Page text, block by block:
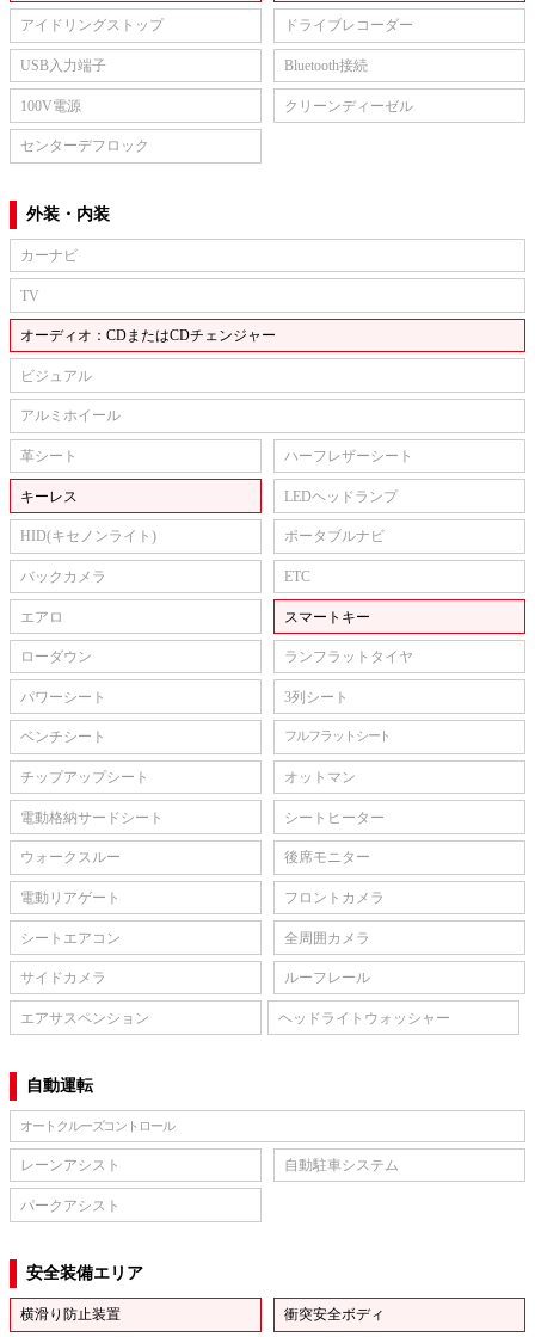
アイドリングストップ ドライブレコーダー
USB入力端子 Bluetooth接続
100V電源 クリーンディーゼル
センターデフロック
外装・内装
カーナビ
TV
オーディオ：CDまたはCDチェンジャー
ビジュアル
アルミホイール
革シート ハーフレザーシート
キーレス LEDヘッドランプ
HID(キセノンライト) ポータブルナビ
バックカメラ ETC
エアロ スマートキー
ローダウン ランフラットタイヤ
パワーシート 3列シート
ベンチシート フルフラットシート
チップアップシート オットマン
電動格納サードシート シートヒーター
ウォークスルー 後席モニター
電動リアゲート フロントカメラ
シートエアコン 全周囲カメラ
サイドカメラ ルーフレール
エアサスペンション ヘッドライトウォッシャー
自動運転
オートクルーズコントロール
レーンアシスト 自動駐車システム
パークアシスト
安全装備エリア
横滑り防止装置 衝突安全ボディ